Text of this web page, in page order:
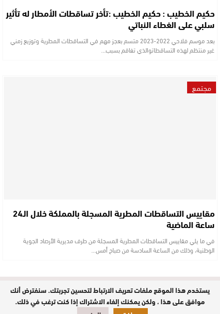
حكيم الخطيب : حكيم الخطيب :تأخر تساقطات الأمطار له تأثير
سلبي على الغطاء النباتي
بعد موسم فلاحي 2022-2023 متسم بعجز مهم في التساقطات المطرية وتوزيع زمني
غير منتظم لهذه التساقطاتوالذي تفاقم بسبب…
مجتمع
مقاييس التساقطات المطرية المسجلة بالمملكة خلال الـ24
ساعة الماضية
في ما يلي مقاييس التساقطات المطرية المسجلة من طرف مديرية الأرصاد الجوية
الوطنية، وذلك من الساعة السادسة من صباح أمس…
مدير النشر : حفيظة الدليمي / جميع
الحقوق محفوظة © 2026
يستخدم هذا الموقع ملفات تعريف الارتباط لتحسين تجربتك. سنفترض أنك
موافق على هذا ، ولكن يمكنك إلغاء الاشتراك إذا كنت ترغب في ذلك.